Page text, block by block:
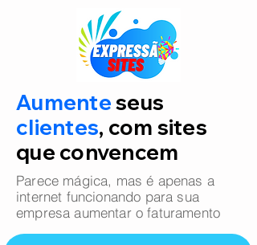
Aumenteseus
clientes, com sites
que convencem
Parece mágica, mas é apenas a
internet funcionando para sua
empresa aumentar o faturamento